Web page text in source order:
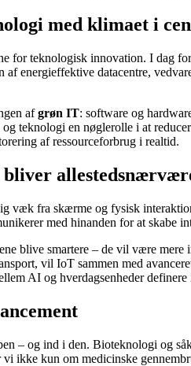
med klimaet i
for teknologisk innovation. I dag
energieffektive datacentre,
afgrøn IT: software og
teknologi en nøglerolle i at
af ressourceforbrug i realtid.
bliver
væk fra skærme og fysisk
med hinanden for at skabe
blive smartere – de vil være
vil IoT sammen med
AI og hverdagsenheder
– og ind i den. Bioteknologi og
ikke kun om medicinske